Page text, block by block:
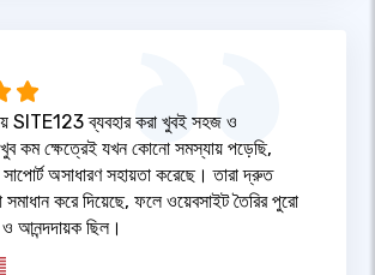
SITE123 ব্যবহার করা খুবই সহজ ও
খুব কম ক্ষেত্রেই যখন কোনো সমস্যায় পড়েছি,
অসাধারণ সহায়তা করেছে। তারা দ্রুত
করে দিয়েছে, ফলে ওয়েবসাইট তৈরির পুরো
ও আনন্দদায়ক ছিল।